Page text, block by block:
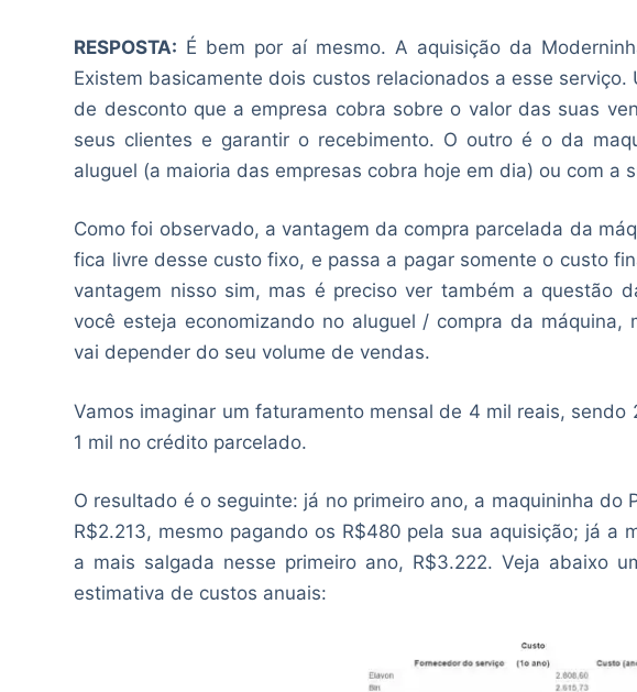
RESPOSTA: É bem por aí mesmo. A aquisição da
Existem basicamente dois custos relacionados a esse
de desconto que a empresa cobra sobre o valor das suas
seus clientes e garantir o recebimento. O outro é o da
aluguel (a maioria das empresas cobra hoje em dia) ou com a
Como foi observado, a vantagem da compra parcelada da
fica livre desse custo fixo, e passa a pagar somente o custo
vantagem nisso sim, mas é preciso ver também a questão
você esteja economizando no aluguel / compra da
vai depender do seu volume de vendas.
Vamos imaginar um faturamento mensal de 4 mil reais,
1 mil no crédito parcelado.
O resultado é o seguinte: já no primeiro ano, a maquininha do
R$2.213, mesmo pagando os R$480 pela sua aquisição; já a
a mais salgada nesse primeiro ano, R$3.222. Veja abaixo
estimativa de custos anuais: